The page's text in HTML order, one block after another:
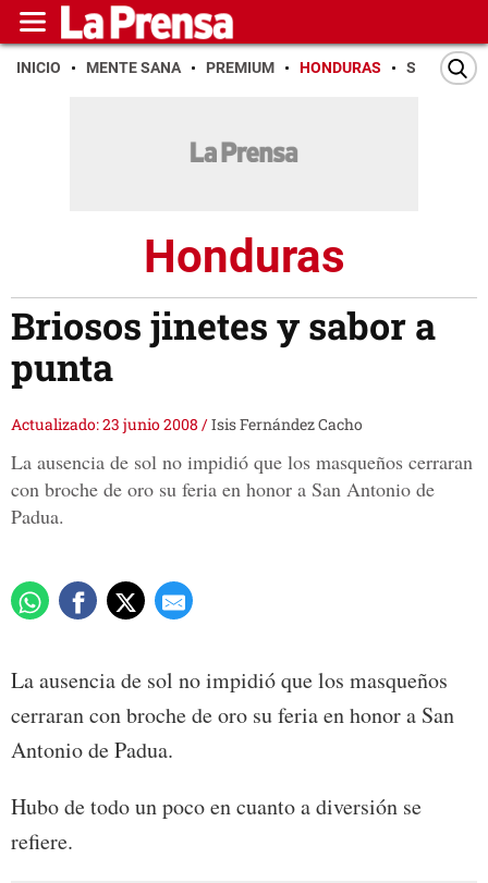
INICIO MENTE SANA PREMIUM HONDURAS SAN PEDRO
Honduras
Briosos jinetes y sabor a
punta
Actualizado: 23 junio 2008 /Isis Fernández Cacho
La ausencia de sol no impidió que los masqueños cerraran
con broche de oro su feria en honor a San Antonio de
Padua.
La ausencia de sol no impidió que los masqueños
cerraran con broche de oro su feria en honor a San
Antonio de Padua.
Hubo de todo un poco en cuanto a diversión se
refiere.